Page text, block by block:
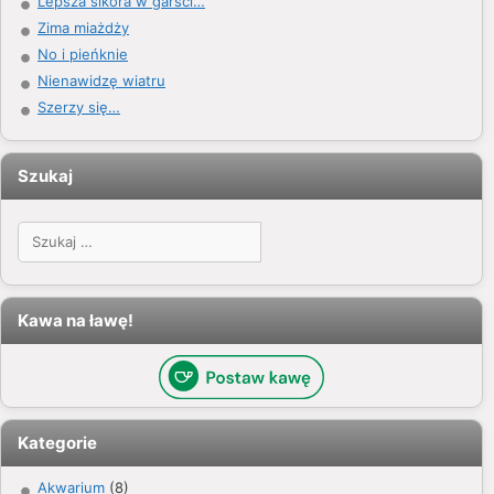
Zima miażdży
No i pieńknie
Nienawidzę wiatru
Szerzy się…
Szukaj
Szukaj:
Kawa na ławę!
Kategorie
Akwarium (8)